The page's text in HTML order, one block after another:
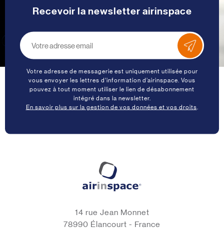
Recevoir la newsletter airinspace
Votre adresse de messagerie est uniquement utilisée pour
vous envoyer les lettres d’information d’airinspace. Vous
pouvez à tout moment utiliser le lien de désabonnement
intégré dans la newsletter.
En savoir plus sur la gestion de vos données et vos droits
14 rue Jean Monnet
78990 Élancourt - France